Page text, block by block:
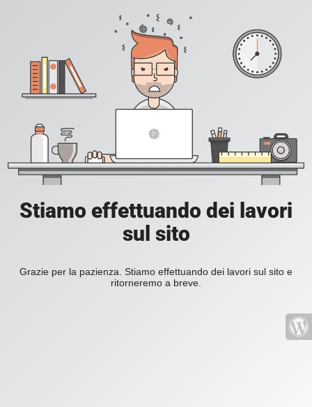
Stiamo effettuando dei lavori
sul sito
Grazie per la pazienza. Stiamo effettuando dei lavori sul sito e
ritorneremo a breve.